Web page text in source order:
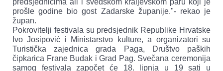
prošle godine bio gost Zadarske županije."- rekao je
župan.
Pokrovitelji festivala su predsjednik Republike Hrvatske
Ivo Josipović i Ministarstvo kulture, a organizatori su
Turistička zajednica grada Paga, Društvo paških
čipkarica Frane Budak i Grad Pag. Svečana ceremonija
samog festivala započet će 18. lipnja u 19 sati u